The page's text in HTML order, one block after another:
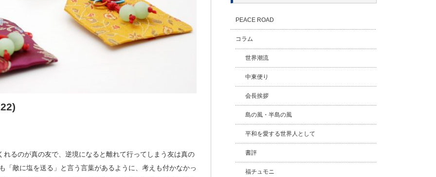
れるのが真の友で、逆境になると離れて行ってしまう友は真の
「敵に塩を送る」と言う言葉があるように、考えも付かなかっ
PEACE ROAD
コラム
世界潮流
中東便り
会長挨拶
島の風・半島の風
平和を愛する世界人として
書評
福チュモニ